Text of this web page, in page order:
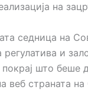
на
седница на
регулатива и
покрај што беше
веб страната